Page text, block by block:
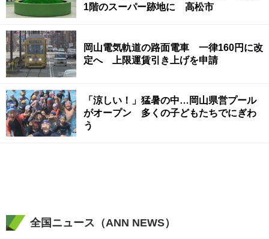
1階のスーパー跡地に 高松市
岡山電気軌道の路面電車 一律160円に改
定へ 上限運賃引き上げを申請
「涼しい！」猛暑の中…岡山県営プール
がオープン 多くの子どもたちでにぎわ
う
全国ニュース（ANN NEWS）